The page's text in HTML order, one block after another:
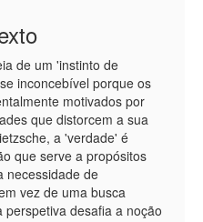
de um 'instinto de
inconcebível porque os
motivados por
que distorcem a sua
a 'verdade' é
que serve a propósitos
necessidade de
vez de uma busca
desafia a noção